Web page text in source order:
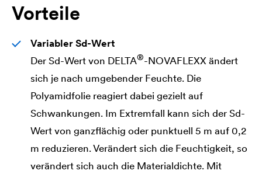
Vorteile
Variabler Sd-Wert
Der Sd-Wert von DELTA®-NOVAFLEXX ändert
sich je nach umgebender Feuchte. Die
Polyamidfolie reagiert dabei gezielt auf
Schwankungen. Im Extremfall kann sich der Sd-
Wert von ganzflächig oder punktuell 5 m auf 0,2
m reduzieren. Verändert sich die Feuchtigkeit, so
verändert sich auch die Materialdichte. Mit